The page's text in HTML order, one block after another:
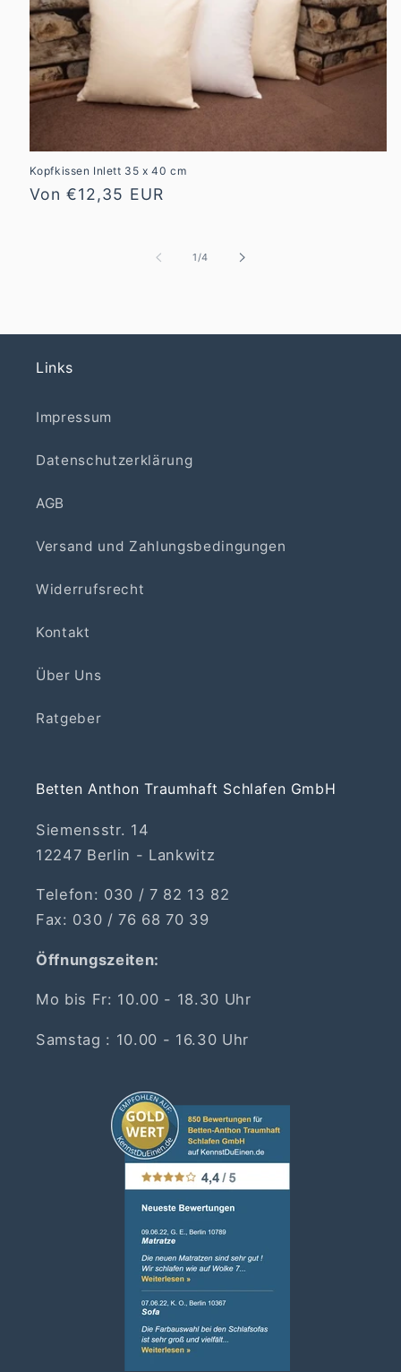
Kopfkissen Inlett 35 x 40 cm
Normaler
Von €12,35 EUR
1/von
4
Links
Impressum
Datenschutzerklärung
AGB
Versand und Zahlungsbedingungen
Widerrufsrecht
Kontakt
Über Uns
Ratgeber
Betten Anthon Traumhaft Schlafen GmbH
Siemensstr. 14
12247 Berlin - Lankwitz
Telefon: 030 / 7 82 13 82
Fax: 030 / 76 68 70 39
Öffnungszeiten:
Mo bis Fr: 10.00 - 18.30 Uhr
Samstag : 10.00 - 16.30 Uhr